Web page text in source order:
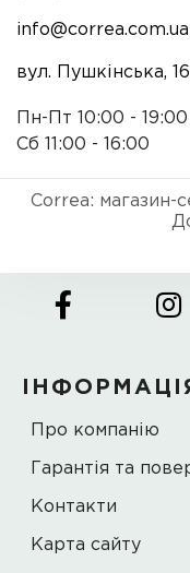
info@correa.com.ua
вул. Пушкінська, 16
Пн-Пт 10:00 - 19:00
Сб 11:00 - 16:00
Correa: магазин-
Про компанію
Гарантія та
Контакти
Карта сайту